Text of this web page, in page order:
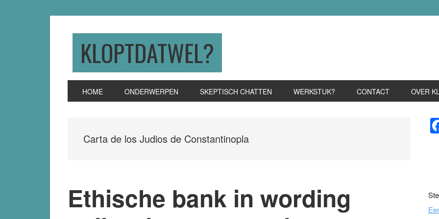
KLOPTDATWEL?
HOME ONDERWERPEN SKEPTISCH CHATTEN WERKSTUK? CONTACT OVER
Carta de los Judios de Constantinopla
Ethische bank in wording